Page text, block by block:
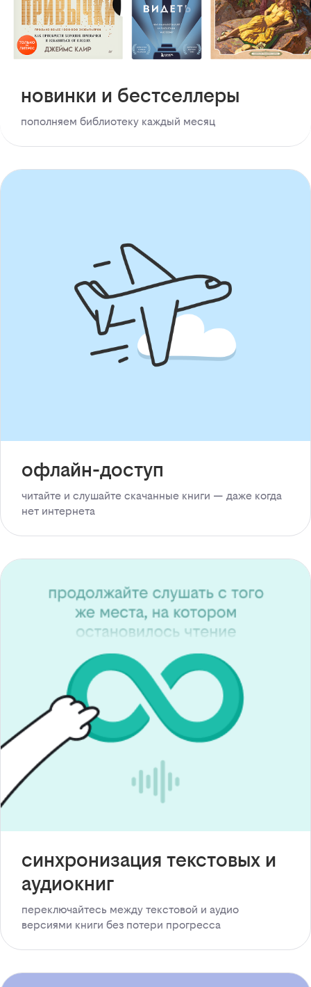
новинки и бестселлеры
пополняем библиотеку каждый месяц
офлайн-доступ
читайте и слушайте скачанные книги — даже когда
нет интернета
синхронизация текстовых и
аудиокниг
переключайтесь между текстовой и аудио
версиями книги без потери прогресса